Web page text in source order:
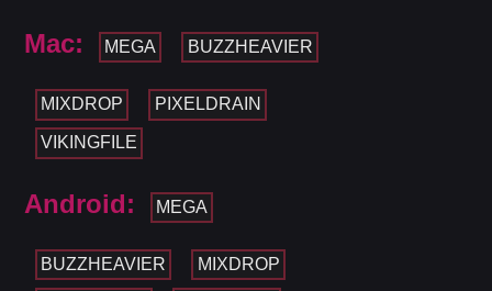
Mac: MEGA BUZZHEAVIER
MIXDROP PIXELDRAIN
VIKINGFILE
Android: MEGA
BUZZHEAVIER MIXDROP